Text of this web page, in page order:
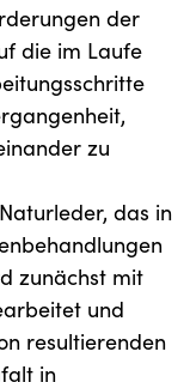
der
die im Laufe
zu
das in
zunächst mit
und
resultierenden
in